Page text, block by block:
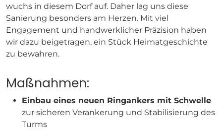
wuchs in diesem Dorf auf. Daher lag uns diese
Sanierung besonders am Herzen. Mit viel
Engagement und handwerklicher Präzision haben
wir dazu beigetragen, ein Stück Heimatgeschichte
zu bewahren.
Maßnahmen:
Einbau eines neuen Ringankers mit Schwelle
zur sicheren Verankerung und Stabilisierung des
Turms